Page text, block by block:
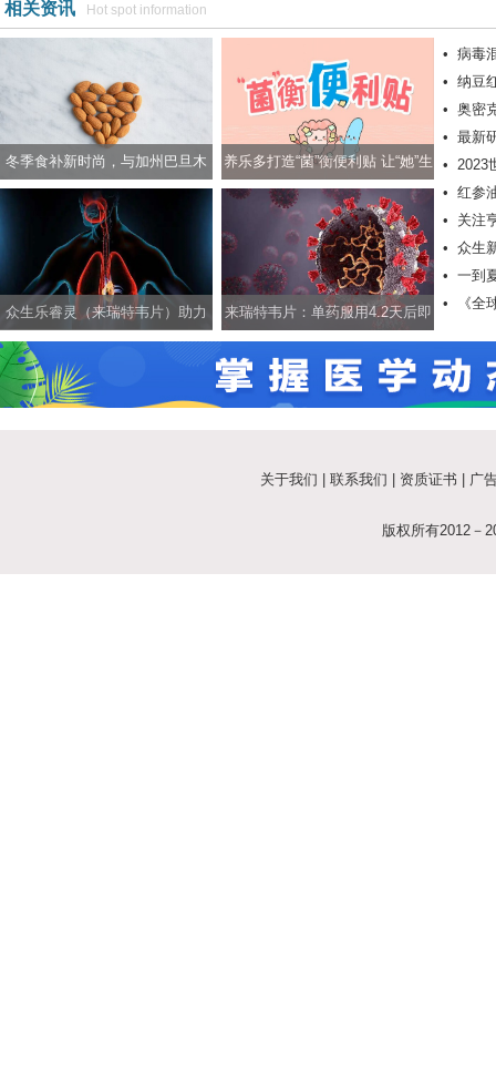
相关资讯 Hot spot information
冬季食补新时尚，与加州巴旦木
一起养生养颜两不误
养乐多打造“菌”衡便利贴 让“她”生
活更轻松
众生乐睿灵（来瑞特韦片）助力
科学应对新冠等呼吸道疾病
来瑞特韦片：单药服用4.2天后即
• 病毒
力抗击
• 纳豆
际学术
• 奥密
有效降
• 最新
肤癌
• 2023
• 红参
• 关注
• 众生
康护航
• 一到
•
《全
关于我们 联系我们 资质证书 广
版权所有2012－